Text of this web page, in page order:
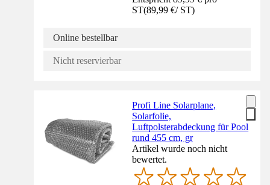
ST(89,99 €/ ST)
Online bestellbar
Nicht reservierbar
Profi Line Solarplane,
Solarfolie,
Luftpolsterabdeckung für Pool
rund 455 cm, gr
Artikel wurde noch nicht
bewertet.